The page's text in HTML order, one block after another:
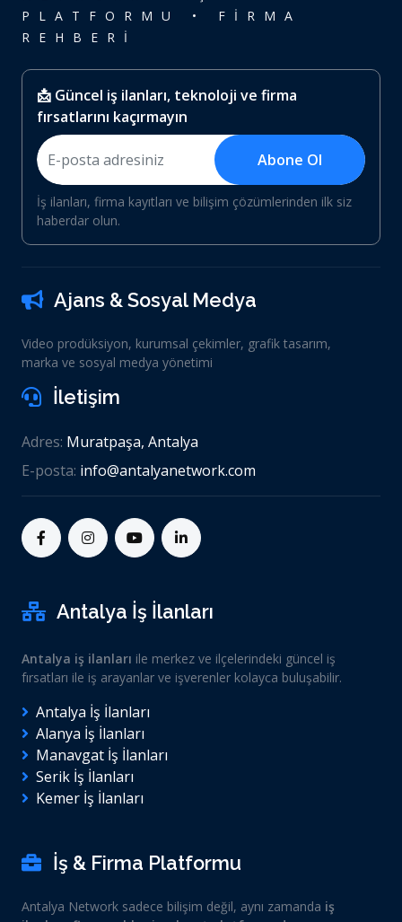
PLATFORMU • FİRMA
REHBERİ
📩 Güncel iş ilanları, teknoloji ve firma
fırsatlarını kaçırmayın
Abone Ol
İş ilanları, firma kayıtları ve bilişim çözümlerinden ilk siz
haberdar olun.
Ajans & Sosyal Medya
Video prodüksiyon, kurumsal çekimler, grafik tasarım,
marka ve sosyal medya yönetimi
İletişim
Adres: Muratpaşa, Antalya
E-posta: info@antalyanetwork.com
Antalya İş İlanları
Antalya iş ilanları ile merkez ve ilçelerindeki güncel iş
fırsatları ile iş arayanlar ve işverenler kolayca buluşabilir.
Antalya İş İlanları
Alanya İş İlanları
Manavgat İş İlanları
Serik İş İlanları
Kemer İş İlanları
İş & Firma Platformu
Antalya Network sadece bilişim değil, aynı zamanda iş